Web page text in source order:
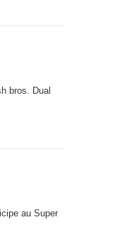
bros. Dual
au Super